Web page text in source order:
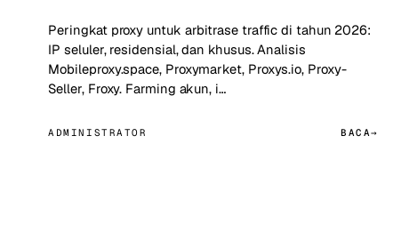
Peringkat proxy untuk arbitrase traffic di tahun 2026:
IP seluler, residensial, dan khusus. Analisis
Mobileproxy.space, Proxymarket, Proxys.io, Proxy-
Seller, Froxy. Farming akun, i…
ADMINISTRATOR BACA